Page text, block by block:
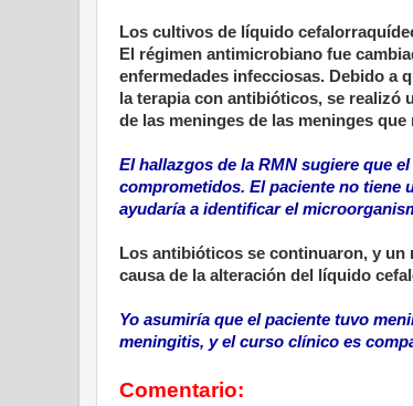
Los cultivos de líquido
El régimen antimicrobiano fue
enfermedades infecciosas. Debido a
la terapia con antibióticos, se realizó
de las meninges de las meninges
El hallazgos de la RMN sugiere que
comprometidos. El paciente no tiene
ayudaría a identificar el
Los antibióticos se continuaron, y un
causa de la alteración del líquido
Yo asumiría que el paciente tuvo
meningitis, y el curso clínico es
Comentario: